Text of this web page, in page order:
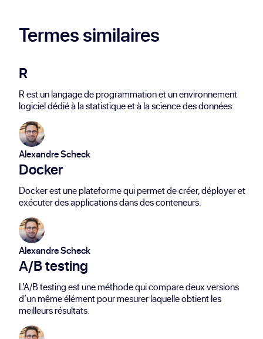
Termes similaires
R
R est un langage de programmation et un environnement
logiciel dédié à la statistique et à la science des données.
Alexandre Scheck
Docker
Docker est une plateforme qui permet de créer, déployer et
exécuter des applications dans des conteneurs.
Alexandre Scheck
A/B testing
L’A/B testing est une méthode qui compare deux versions
d’un même élément pour mesurer laquelle obtient les
meilleurs résultats.